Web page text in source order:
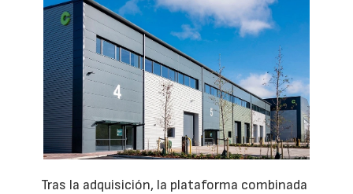
Tras la adquisición, la plataforma combinada